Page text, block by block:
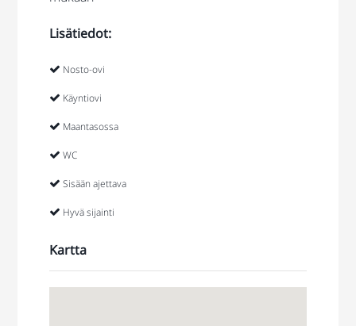
Lisätiedot:
Nosto-ovi
Käyntiovi
Maantasossa
WC
Sisään ajettava
Hyvä sijainti
Kartta